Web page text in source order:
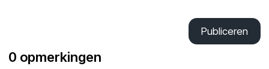
Publiceren
0 opmerkingen